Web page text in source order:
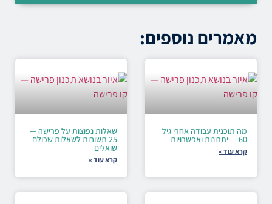
מאמרים נוספים:
מה תוכנית עבודה אחרי גיל
60 — יתרונות ואפשרויות
קרא עוד »
שאלות נפוצות על פרישה —
25 תשובות לשאלות שכולם
שואלים
קרא עוד »